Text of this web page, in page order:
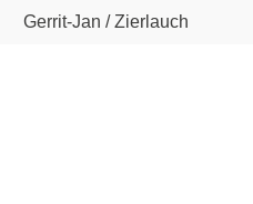
Gerrit-Jan / Zierlauch